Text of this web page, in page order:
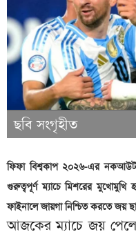
ছবি সংগৃহীত
ফিফা বিশ্বকাপ ২০২৬-এর
গুরুত্বপূর্ণ ম্যাচে মিশরের মুখোমুখি
ফাইনালে জায়গা নিশ্চিত করতে জয়
আজকের ম্যাচে জয় পেলে